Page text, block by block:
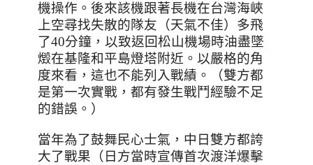
機操作。後來該機跟著長機在台灣海峽
上空尋找失散的隊友（天氣不佳）多飛
了40分鐘，以致返回松山機場時油盡墜
燬在基隆和平島燈塔附近。以嚴格的角
度來看，這也不能列入戰績。
（雙方都
是第一次實戰，都有發生戰鬥經驗不足
的錯誤。）
當年為了鼓舞民心士氣，中日雙方都誇
大了戰果（日方當時宣傳首次渡洋爆擊